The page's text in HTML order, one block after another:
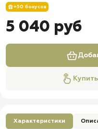
+50 бонусов
5 040 руб
Характеристики